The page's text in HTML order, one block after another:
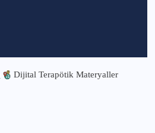
Dijital Terapötik Materyaller